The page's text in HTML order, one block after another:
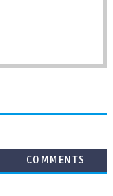
COMMENTS